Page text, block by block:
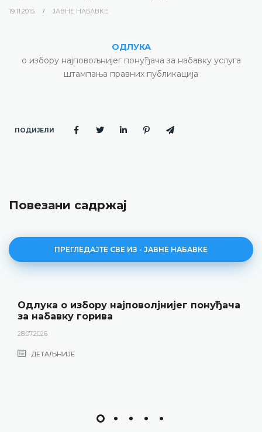
19.11.2015. ЈАВНЕ НАБАВКЕ
ОДЛУКА
о избору најповољнијег понуђача за набавку услуга
штампања правних публикација
ПОДИЈЕЛИ
Повезани садржај
ПРЕГЛЕДАЈТЕ СВЕ ИЗ - ЈАВНЕ НАБАВКЕ
Одлука о избору најповолјнијег понуђача
за набавку горива
28.07.2026.
ДЕТАЉНИЈЕ